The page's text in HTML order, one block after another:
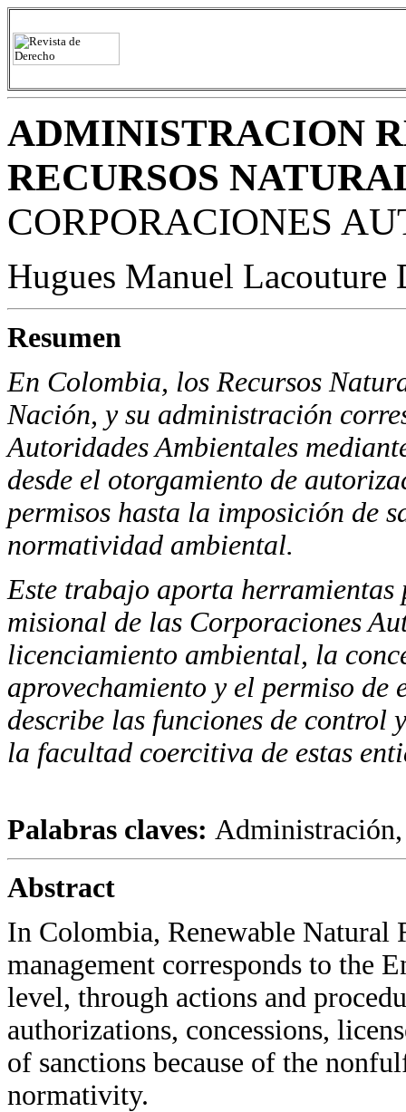
ADMINISTRACION
RECURSOS
CORPORACIONES
Hugues Manuel Lacouture
Resumen
En Colombia, los Recursos
Nación, y su administración
Autoridades Ambientales
desde el otorgamiento de
permisos hasta la imposición de
normatividad ambiental.
Este trabajo aporta
misional de las Corporaciones
licenciamiento ambiental, la
aprovechamiento y el permiso de
describe las funciones de control
la facultad coercitiva de estas
Palabras claves: Administración,
Abstract
In Colombia, Renewable Natural
management corresponds to the
level, through actions and
authorizations, concessions,
of sanctions because of the
normativity.